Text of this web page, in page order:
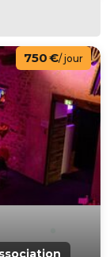
750 €/ jour